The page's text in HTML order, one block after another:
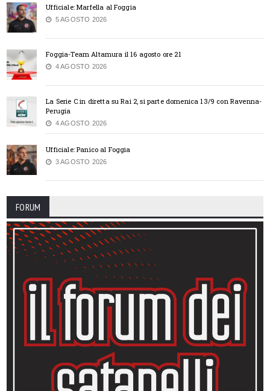
Ufficiale: Marfella al Foggia
5 AGOSTO 2026
Foggia-Team Altamura il 16 agosto ore 21
4 AGOSTO 2026
La Serie C in diretta su Rai 2, si parte domenica 13/9 con Ravenna-
Perugia
4 AGOSTO 2026
Ufficiale: Panico al Foggia
3 AGOSTO 2026
FORUM